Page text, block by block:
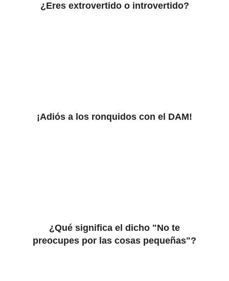
¿Eres extrovertido o introvertido?
¡Adiós a los ronquidos con el DAM!
¿Qué significa el dicho "No te
preocupes por las cosas pequeñas"?